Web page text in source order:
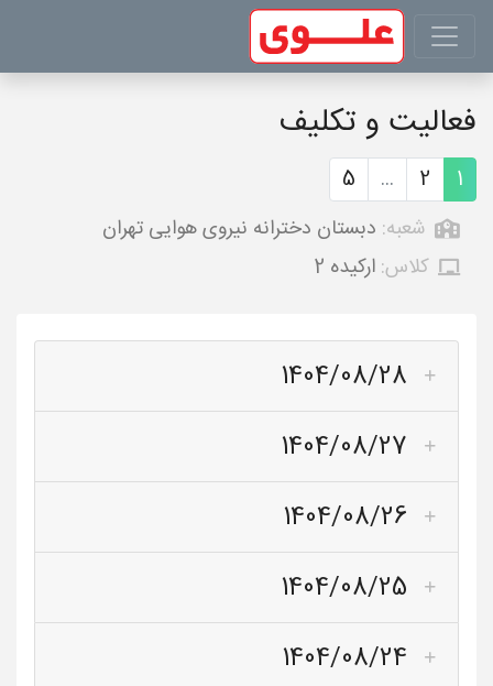
فعالیت و تکلیف
1
2
...
5
شعبه: دبستان دخترانه نیروی هوایی تهران
کلاس: ارکیده 2
1404/08/28
1404/08/27
1404/08/26
1404/08/25
1404/08/24